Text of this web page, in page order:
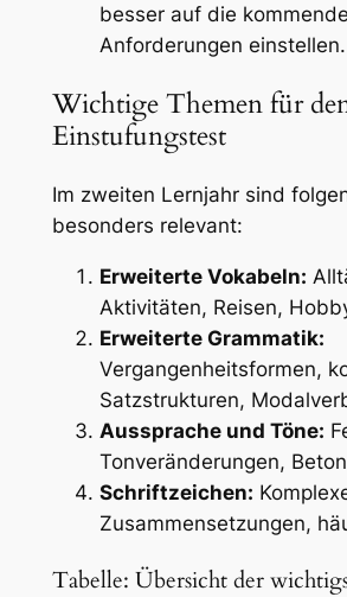
besser auf die
Anforderungen einstellen.
Wichtige Themen für
Einstufungstest
Im zweiten Lernjahr sind
besonders relevant:
Erweiterte Vokabeln:
Aktivitäten, Reisen,
Erweiterte Grammatik:
Vergangenheitsformen,
Satzstrukturen,
Aussprache und Töne:
Tonveränderungen,
Schriftzeichen:
Zusammensetzungen,
Tabelle: Übersicht der